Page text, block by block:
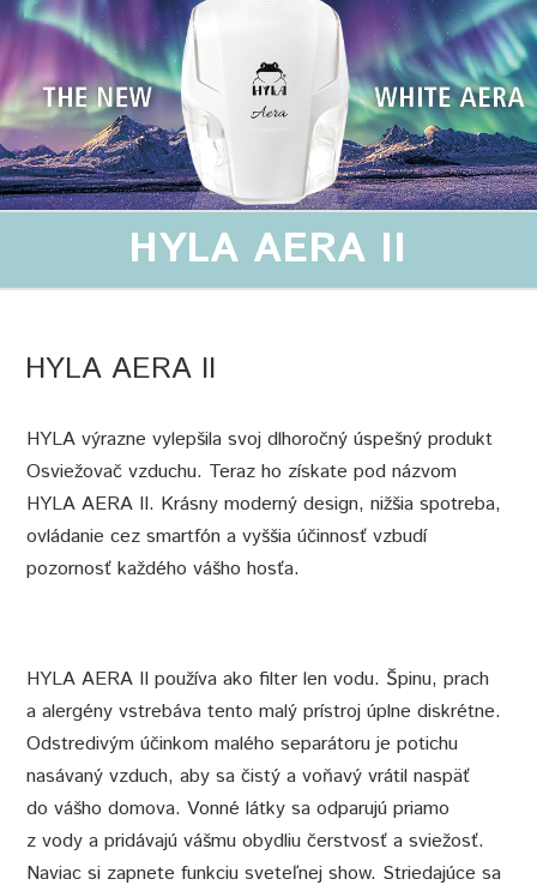
HYLA AERA II
HYLA AERA II
HYLA výrazne vylepšila svoj dlhoročný úspešný produkt
Osviežovač vzduchu. Teraz ho získate pod názvom
HYLA AERA II. Krásny moderný design, nižšia spotreba,
ovládanie cez smartfón a vyššia účinnosť vzbudí
pozornosť každého vášho hosťa.
HYLA AERA II používa ako filter len vodu. Špinu, prach
a alergény vstrebáva tento malý prístroj úplne diskrétne.
Odstredivým účinkom malého separátoru je potichu
nasávaný vzduch, aby sa čistý a voňavý vrátil naspäť
do vášho domova. Vonné látky sa odparujú priamo
z vody a pridávajú vášmu obydliu čerstvosť a sviežosť.
Naviac si zapnete funkciu sveteľnej show. Striedajúce sa